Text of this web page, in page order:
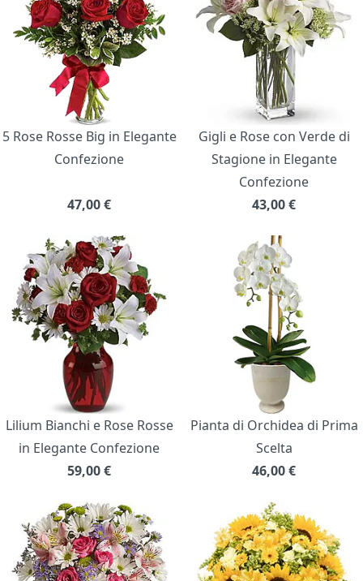
5 Rose Rosse Big in Elegante
Confezione
47,00€
Gigli e Rose con Verde di
Stagione in Elegante
Confezione
43,00€
Lilium Bianchi e Rose Rosse
in Elegante Confezione
59,00€
Pianta di Orchidea di Prima
Scelta
46,00€